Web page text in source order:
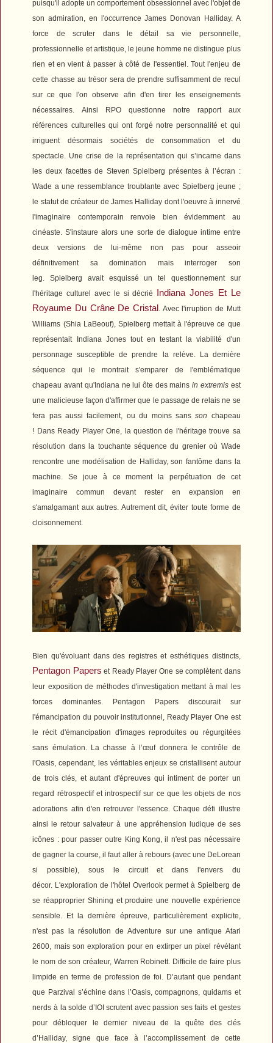
puisqu'il adopte un comportement obsessionnel avec l'objet de
son admiration, en l'occurrence James Donovan Halliday. A
force de scruter dans le détail sa vie personnelle,
professionnelle et artistique, le jeune homme ne distingue plus
rien et en vient à passer à côté de l'essentiel. Tout l'enjeu de
cette chasse au trésor sera de prendre suffisamment de recul
sur ce que l'on observe afin d'en tirer les enseignements
nécessaires.Ainsi RPO questionne notre rapport aux
références culturelles qui ont forgé notre personnalité et qui
irriguent désormais sociétés de consommation et du
spectacle. Une crise de la représentation qui s’incarne dans
les deux facettes de Steven Spielberg présentes à l’écran :
Wade a une ressemblance troublante avec Spielberg jeune ;
le statut de créateur de James Halliday dont l'oeuvre à innervé
l'imaginaire contemporain renvoie bien évidemment au
cinéaste.S'instaure alors une sorte de dialogue intime entre
deux versions de lui-même non pas pour asseoir
définitivement sa domination mais interroger son
leg.Spielberg avait esquissé un tel questionnement sur
l'héritage culturel avec le si décrié Indiana Jones Et Le
Royaume Du Crâne De Cristal. Avec l'irruption de Mutt
Williams (Shia LaBeouf), Spielberg mettait à l'épreuve ce que
représentait Indiana Jones tout en testant la viabilité d'un
personnage susceptible de prendre la relève. La dernière
séquence qui le montrait s'emparer de l'emblématique
chapeau avant qu'Indiana ne lui ôte des mainsin extremisest
une malicieuse façon d'affirmer que le passage de relais ne se
fera pas aussi facilement, ou du moins sansson chapeau
! Dans Ready Player One, la question de l'héritage trouve sa
résolution dans la touchante séquence du grenier où Wade
rencontre une modélisation de Halliday, son fantôme dans la
machine. Se joue à ce moment la perpétuation de cet
imaginaire commun devant rester en expansion en
s'amalgamant aux autres. Autrement dit, éviter toute forme de
cloisonnement.
Bien qu'évoluant dans des registres et esthétiques distincts,
Pentagon Papers et Ready Player One se complètent dans
leur exposition de méthodes d'investigation mettant à mal les
forces dominantes.
Pentagon Papersdiscourait sur
l'émancipation du pouvoir institutionnel, Ready Player One est
le récit d'émancipation d'images reproduites ou régurgitées
sans émulation. La chasse à l’œuf donnera le contrôle de
l'Oasis, cependant, les véritables enjeux se cristallisent autour
de trois clés, et autant d'épreuves qui intiment de porter un
regard rétrospectif et introspectif sur ce que les objets de nos
adorations afin d'en retrouver l'essence. Chaque défi illustre
ainsi le retour salvateur à une appréhension ludique de ses
icônes : pour passer outre King Kong, il n'est pas nécessaire
de gagner la course, il faut aller à rebours (avec une DeLorean
si possible), sous le circuit et dans l'envers du
décor. L'exploration de l'hôtel Overlook permet à Spielberg de
se réapproprier Shining et produire une nouvelle expérience
sensible.
Et la dernière épreuve, particulièrement explicite,
n'est pas la résolution deAdventure sur une antique Atari
2600, mais son exploration pour en extirper un pixel révélant
le nom de son créateur,Warren Robinett. Difficile de faire plus
limpide en terme de profession de foi. D’autant que pendant
que Parzival s’échine dans l’Oasis, compagnons, quidams et
nerds à la solde d’IOI scrutent avec passion ses faits et gestes
pour débloquer le dernier niveau de la quête des clés
d’Halliday, signe que face à l’accomplissement de cette